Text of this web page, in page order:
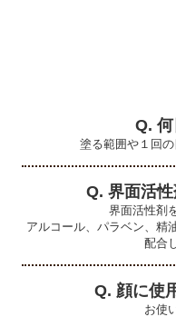
Q. 何
塗る範囲や１回の
Q. 界面活
界面活性剤
アルコール、パラベン、精
配合
Q. 顔に使
お使